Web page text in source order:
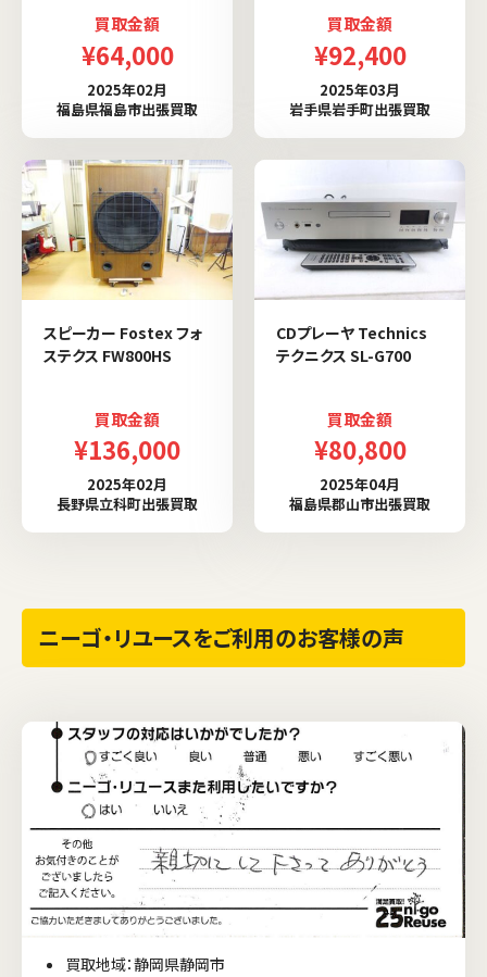
買取金額
¥64,000
2025年02月
福島県福島市出張買取
買取金額
¥92,400
2025年03月
岩手県岩手町出張買取
スピーカー Fostex フォ
ステクス FW800HS
買取金額
¥136,000
2025年02月
長野県立科町出張買取
CDプレーヤ Technics
テクニクス SL-G700
買取金額
¥80,800
2025年04月
福島県郡山市出張買取
ニーゴ・リユースをご利用のお客様の声
買取地域：静岡県静岡市